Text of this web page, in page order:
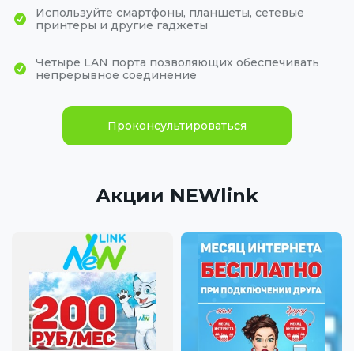
Используйте смартфоны, планшеты, сетевые
принтеры и другие гаджеты
Четыре LAN порта позволяющих обеспечивать
непрерывное соединение
Проконсультироваться
Акции NEWlink